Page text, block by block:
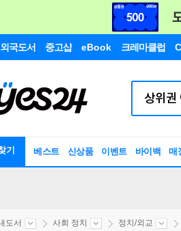
외국도서 중고샵 eBook 크레마클럽
기 베스트 신상품 이벤트 바이백 매
도서 사회 정치 정치/외교